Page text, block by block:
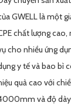
GWELL là một
chất lượng
cho nhiều ứng
y tế và bao bì
quả cao với
và độ